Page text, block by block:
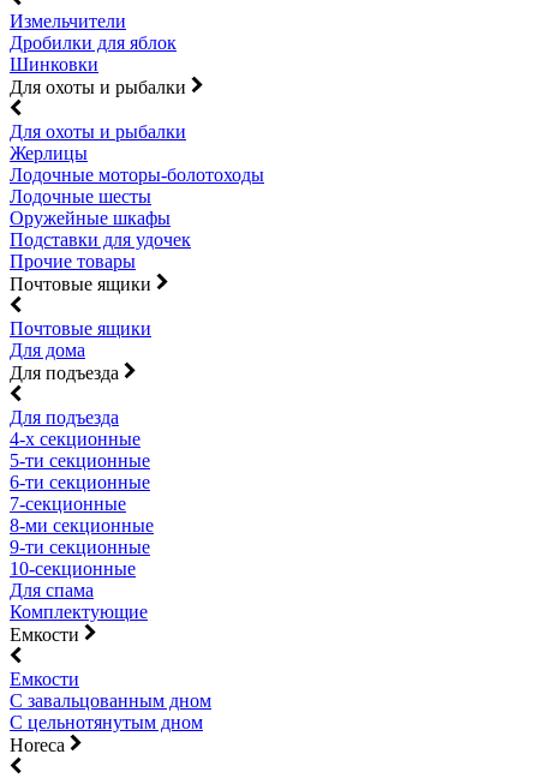
Измельчители
Дробилки для яблок
Шинковки
Для охоты и рыбалки
Для охоты и рыбалки
Жерлицы
Лодочные моторы-болотоходы
Лодочные шесты
Оружейные шкафы
Подставки для удочек
Прочие товары
Почтовые ящики
Почтовые ящики
Для дома
Для подъезда
Для подъезда
4-х секционные
5-ти секционные
6-ти секционные
7-секционные
8-ми секционные
9-ти секционные
10-секционные
Для спама
Комплектующие
Емкости
Емкости
С завальцованным дном
С цельнотянутым дном
Horeca